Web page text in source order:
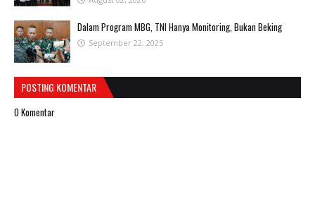
Dalam Program MBG, TNI Hanya Monitoring, Bukan Beking
September 22, 2025
POSTING KOMENTAR
0 Komentar